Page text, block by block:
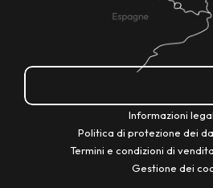
Informazioni
Politica di protezione dei
Termini e condizioni di vendita
Gestione dei